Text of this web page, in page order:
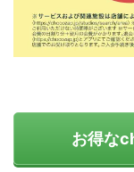
お得な